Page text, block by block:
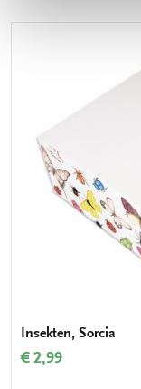
Insekten, Sorcia
€ 2,99